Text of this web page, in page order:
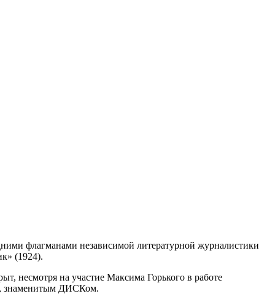
флагманами независимой литературной журналистики
(1924).
несмотря на участие Максима Горького в работе
знаменитым ДИСКом.